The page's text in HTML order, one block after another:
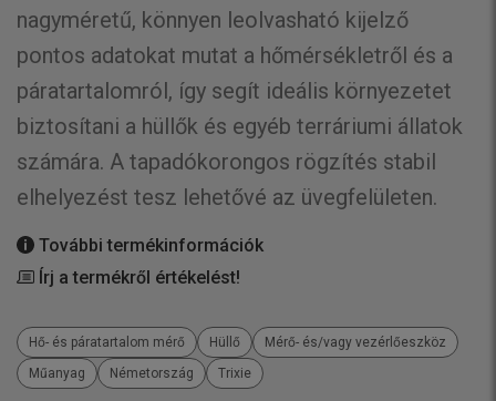
nagyméretű, könnyen leolvasható kijelző
pontos adatokat mutat a hőmérsékletről és a
páratartalomról, így segít ideális környezetet
biztosítani a hüllők és egyéb terráriumi állatok
számára. A tapadókorongos rögzítés stabil
elhelyezést tesz lehetővé az üvegfelületen.
További termékinformációk
Írj a termékről értékelést!
Hő- és páratartalom mérő Hüllő
Mérő- és/vagy vezérlőeszköz
Műanyag
Németország Trixie